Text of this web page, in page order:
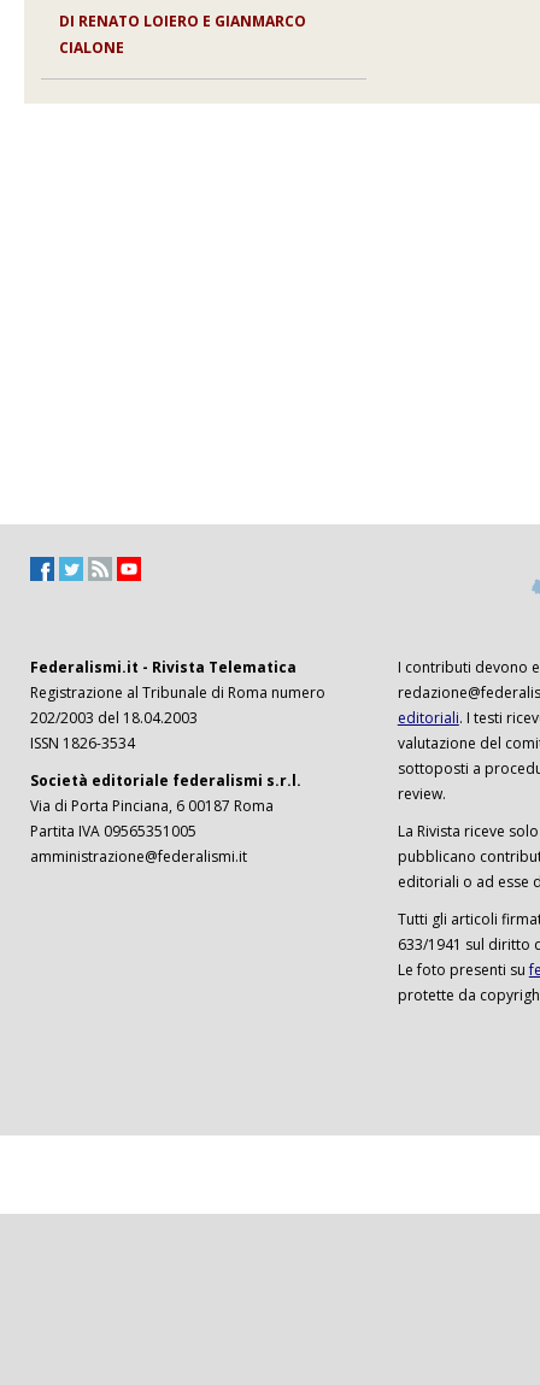
DI RENATO LOIERO E GIANMARCO
CIALONE
Federalismi.it - Rivista Telematica
Registrazione al Tribunale di Roma numero
202/2003 del 18.04.2003
ISSN 1826-3534
Società editoriale federalismi s.r.l.
Via di Porta Pinciana, 6 00187 Roma
Partita IVA 09565351005
amministrazione@federalismi.it
I contributi devono
editoriali. I testi
valutazione del
sottoposti a
review.
La Rivista riceve
pubblicano
editoriali o ad esse
Tutti gli articoli
633/1941 sul diritto
Le foto presenti su
protette da